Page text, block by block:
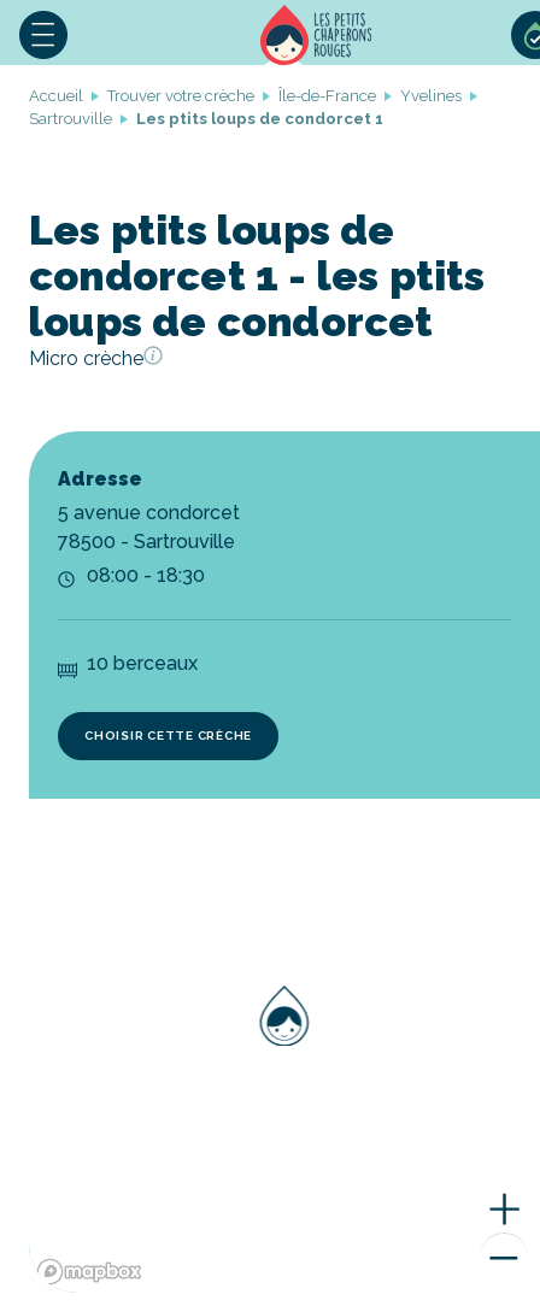
Accueil Trouver votre crèche Île-de-France
Yvelines
Sartrouville
Les ptits loups de condorcet 1
Les ptits loups de
condorcet 1 - les ptits
loups de condorcet
Micro crèche
Adresse
5 avenue condorcet
78500 - Sartrouville
08:00 - 18:30
10 berceaux
CHOISIR CETTE CRÈCHE